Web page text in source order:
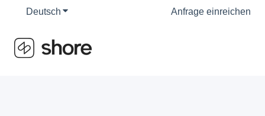
Deutsch Untermenü für Übersetzungen anzeigen
Anfrage einreichen